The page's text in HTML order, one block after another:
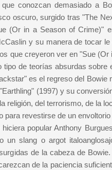
conozcan demasiado a
oscuro, surgido tras "The
(Or in a Season of Crime)"
y su manera de tocar le
que creyeron ver en "Sue
de teorías absurdas sobre
es el regreso del Bowie
(1997) y su
religión, del terrorismo, de la
revestirse de un
popular Anthony
un slang o argot
de la cabeza de
de la paciencia